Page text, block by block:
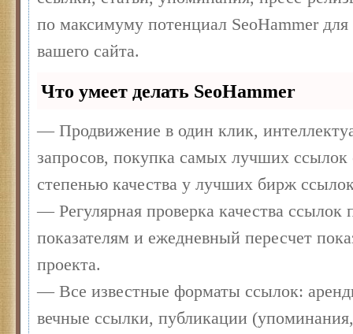
по максимуму потенциал SeoHammer
вашего сайта.
Что умеет делать SeoHammer
— Продвижение в один клик,
запросов, покупка самых лучших ссылок
степенью качества у лучших бирж
— Регулярная проверка качества ссылок
показателям и ежедневный пересчет
проекта.
— Все известные форматы ссылок:
вечные ссылки, публикации